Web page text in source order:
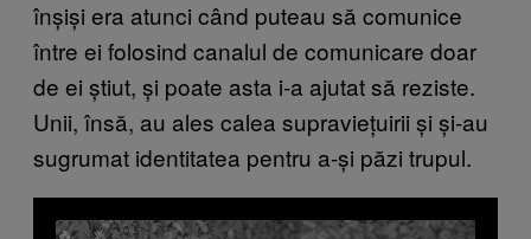
înșiși era atunci când puteau să comunice
între ei folosind canalul de comunicare doar
de ei știut, și poate asta i-a ajutat să reziste.
Unii, însă, au ales calea supraviețuirii și și-au
sugrumat identitatea pentru a-și păzi trupul.